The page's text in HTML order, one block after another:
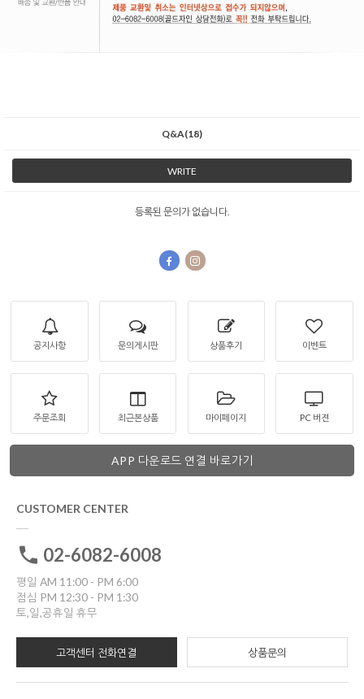
Q&A(18)
WRITE
등록된 문의가 없습니다.
공지사항 문의게시판 상품후기 이벤트
주문조회 최근본상품 마이페이지 PC 버젼
APP 다운로드 연결 바로가기
CUSTOMER CENTER
02-6082-6008
평일 AM 11:00 - PM 6:00
점심 PM 12:30 - PM 1:30
토,일,공휴일 휴무
고객센터 전화연결 상품문의